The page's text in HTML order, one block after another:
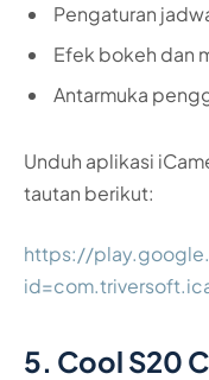
Pengaturan
Efek bokeh dan
Antarmuka
Unduh aplikasi
tautan berikut:
https://
5. Cool S20